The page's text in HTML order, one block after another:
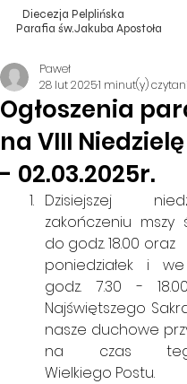
Parafia św.Jakuba Apostoła
Diecezja Pelplińska
Ogłoszenia
na VIII
- 02.03.2025r.
Paweł
28 lut 20251 minut(y)
Dzisiejszej
zakończeniu mszy
do godz. 18.00 oraz
poniedziałek i
godz. 7.30 -
Najświętszego
nasze duchowe
na czas
Wielkiego Postu.